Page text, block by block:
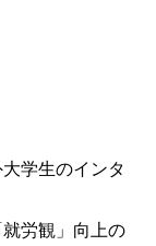
学生のインタ
労観」向上の